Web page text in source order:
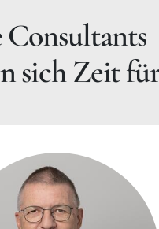
Consultants
sich Zeit